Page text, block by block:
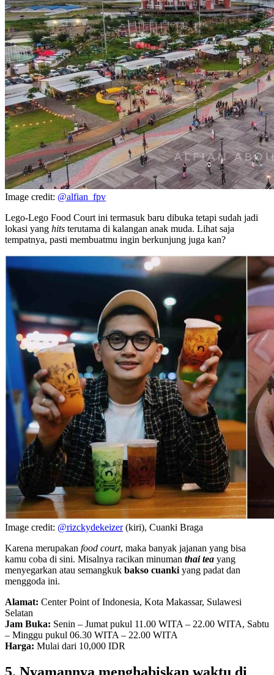
Image credit: @alfian_fpv
Lego-Lego Food Court ini termasuk baru dibuka tetapi sudah jadi
lokasi yang hits terutama di kalangan anak muda. Lihat saja
tempatnya, pasti membuatmu ingin berkunjung juga kan?
Image credit: @rizckydekeizer(kiri), Cuanki Braga
Karena merupakan food court, maka banyak jajanan yang bisa
kamu coba di sini. Misalnya racikan minuman thai tea yang
menyegarkan atau semangkuk bakso cuanki yang padat dan
menggoda ini.
Alamat: Center Point of Indonesia, Kota Makassar, Sulawesi
Selatan
Jam Buka: Senin – Jumat pukul 11.00 WITA – 22.00 WITA, Sabtu
– Minggu pukul 06.30 WITA – 22.00 WITA
Harga: Mulai dari 10,000 IDR